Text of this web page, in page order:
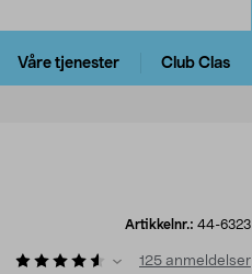
Våre tjenester Club Clas
Artikkelnr.: 44-6323
125 anmeldelser